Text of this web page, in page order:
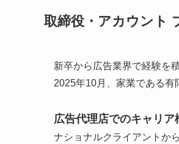
取締役・アカウン
新卒から広告業界で経験を
2025年10月、家業である有
広告代理店でのキャリア
ナショナルクライアントか